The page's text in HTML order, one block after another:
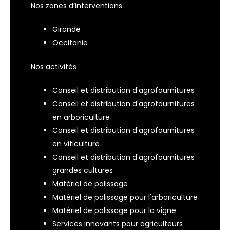
Nos zones d’interventions
Gironde
Occitanie
Nos activités
Conseil et distribution d'agrofournitures
Conseil et distribution d'agrofournitures
en arboriculture
Conseil et distribution d'agrofournitures
en viticulture
Conseil et distribution d'agrofournitures
grandes cultures
Matériel de palissage
Matériel de palissage pour l'arboriculture
Matériel de palissage pour la vigne
Services innovants pour agriculteurs